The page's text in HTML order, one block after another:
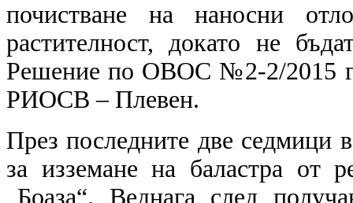
почистване на наносни
растителност, докато не
Решение по ОВОС №2-2/2015 г.
РИОСВ – Плевен.
През последните две седмици
за изземане на баластра от
„Боаза“. Веднага след